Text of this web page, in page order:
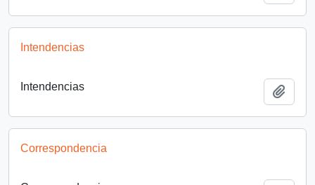
Intendencias
Intendencias
Correspondencia